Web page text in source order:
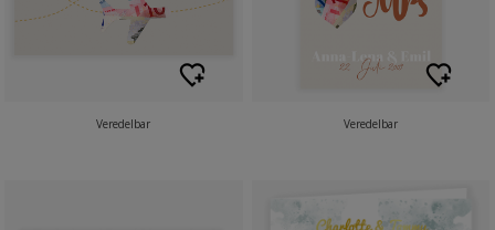
Veredelbar Veredelbar